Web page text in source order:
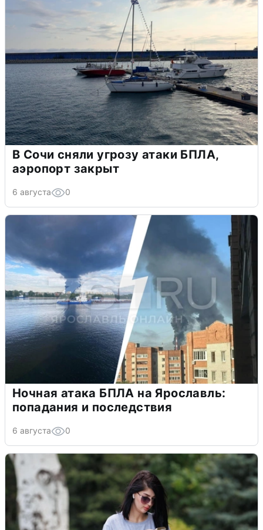
В Сочи сняли угрозу атаки БПЛА,
аэропорт закрыт
6 августа 0
Ночная атака БПЛА на Ярославль:
попадания и последствия
6 августа 0